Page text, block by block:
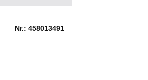
Nr.: 458013491